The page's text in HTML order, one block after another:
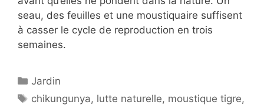
seau, des feuilles et une moustiquaire suffisent
à casser le cycle de reproduction en trois
semaines.
Catégories
Jardin
Étiquettes
chikungunya, lutte naturelle, moustique tigre,